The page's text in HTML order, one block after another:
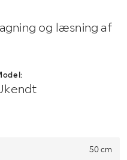
og læsning af
50 cm